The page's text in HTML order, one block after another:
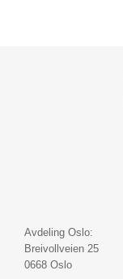
Avdeling Oslo:
Breivollveien 25
0668 Oslo